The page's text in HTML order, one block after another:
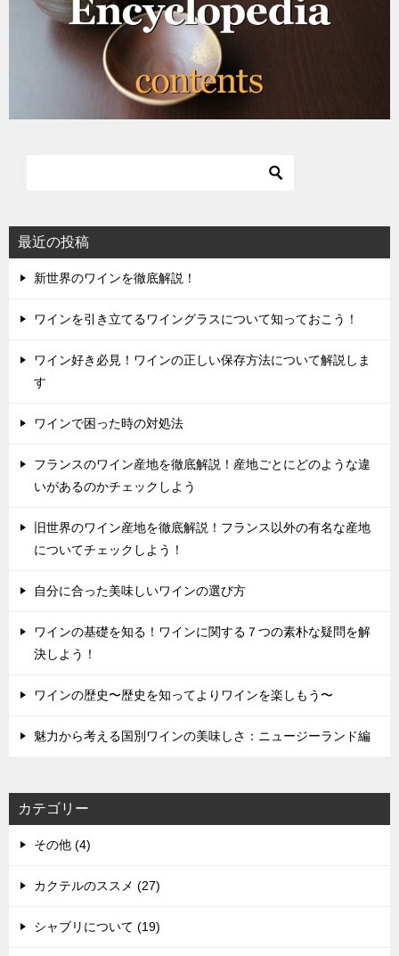
最近の投稿
新世界のワインを徹底解説！
ワインを引き立てるワイングラスについて知っておこう！
ワイン好き必見！ワインの正しい保存方法について解説しま
す
ワインで困った時の対処法
フランスのワイン産地を徹底解説！産地ごとにどのような違
いがあるのかチェックしよう
旧世界のワイン産地を徹底解説！フランス以外の有名な産地
についてチェックしよう！
自分に合った美味しいワインの選び方
ワインの基礎を知る！ワインに関する７つの素朴な疑問を解
決しよう！
ワインの歴史〜歴史を知ってよりワインを楽しもう〜
魅力から考える国別ワインの美味しさ：ニュージーランド編
カテゴリー
その他 (4)
カクテルのススメ (27)
シャブリについて (19)